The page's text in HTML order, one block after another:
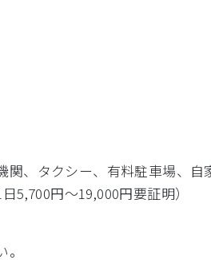
、タクシー、有料駐車場、自
5,700円～19,000円要証明）